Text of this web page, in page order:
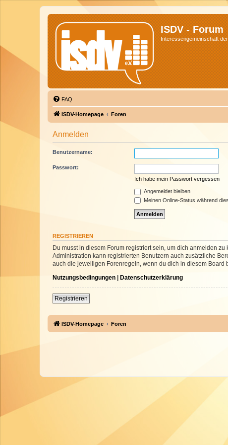
ISDV - Forum
Interessengemeinschaft
FAQ
ISDV-Homepage Foren
Anmelden
Benutzername:
Passwort:
Ich habe mein Passwort vergessen
Angemeldet bleiben
Meinen Online-Status während
REGISTRIEREN
Du musst in diesem Forum registriert sein, um dich anmelden
Administration kann registrierten Benutzern auch zusätzliche
auch die jeweiligen Forenregeln, wenn du dich in diesem Board
Nutzungsbedingungen | Datenschutzerklärung
Registrieren
ISDV-Homepage Foren